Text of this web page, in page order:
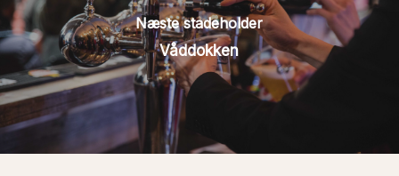
Næste stadeholder
Våddokken